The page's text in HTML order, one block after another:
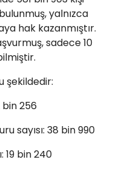
yalnızca
hak kazanmıştır.
sadece 10
şekildedir:
bin 256
sayısı: 38 bin 990
19 bin 240